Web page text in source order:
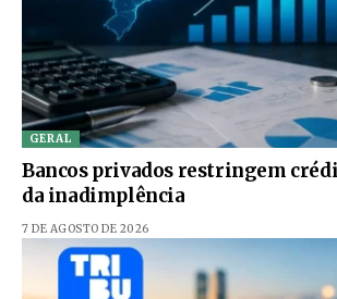
GERAL
Bancos privados restringem
da inadimplência
7 DE AGOSTO DE 2026